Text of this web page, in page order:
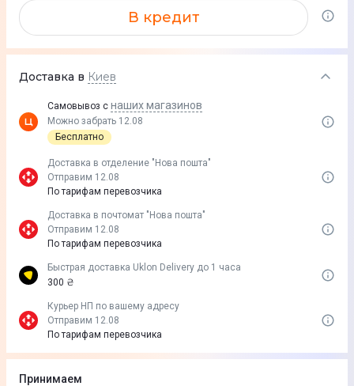
В кредит
Доставка в Киев
Самовывоз с наших магазинов
Можно забрать 12.08
Бесплатно
Доставка в отделение "Нова пошта"
Отправим 12.08
По тарифам перевозчика
Доставка в почтомат "Нова пошта"
Отправим 12.08
По тарифам перевозчика
Быстрая доставка Uklon Delivery до 1 часа
300 ₴
Курьер НП по вашему адресу
Отправим 12.08
По тарифам перевозчика
Принимаем